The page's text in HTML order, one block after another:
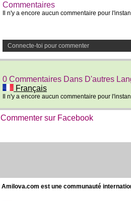
Commentaires
Il n'y a encore aucun commentaire pour
Connecte-toi pour commenter
0 Commentaires Dans D'autres
Français
Il n'y a encore aucun commentaire pour
Commenter sur Facebook
Amilova.com est une communauté